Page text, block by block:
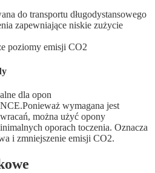
do transportu długodystansowego
zapewniające niskie zużycie
poziomy emisji CO2
dla opon
wymagana jest
można użyć opony
oporach toczenia. Oznacza
i zmniejszenie emisji CO2.